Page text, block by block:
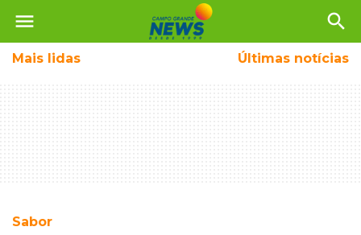
menu search
Mais lidas Últimas notícias
Sabor